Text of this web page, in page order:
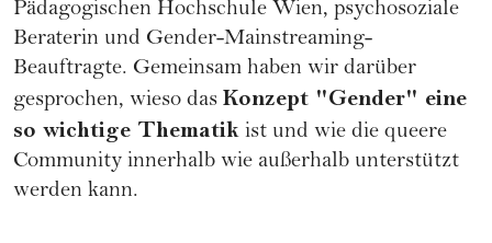
Pädagogischen Hochschule Wien, psychosoziale
Beraterin und Gender-Mainstreaming-
Beauftragte. Gemeinsam haben wir darüber
gesprochen, wieso das Konzept "Gender" eine
so wichtige Thematik ist und wie die queere
Community innerhalb wie außerhalb unterstützt
werden kann.